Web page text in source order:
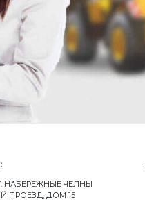
Г. НАБЕРЕЖНЫЕ ЧЕЛНЫ
ПРОЕЗД, ДОМ 15